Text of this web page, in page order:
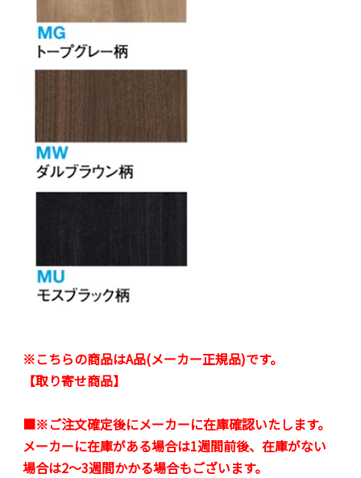
※こちらの商品はA品(メーカー正規品)です。
【取り寄せ商品】
■※ご注文確定後にメーカーに在庫確認いたします。
メーカーに在庫がある場合は1週間前後、在庫がない
場合は2～3週間かかる場合もございます。